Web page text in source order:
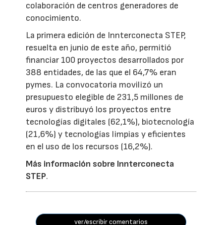
colaboración de centros generadores de
conocimiento.
La primera edición de Innterconecta STEP,
resuelta en junio de este año, permitió
financiar 100 proyectos desarrollados por
388 entidades, de las que el 64,7% eran
pymes. La convocatoria movilizó un
presupuesto elegible de 231,5 millones de
euros y distribuyó los proyectos entre
tecnologías digitales (62,1%), biotecnología
(21,6%) y tecnologías limpias y eficientes
en el uso de los recursos (16,2%).
Más información sobre Innterconecta
STEP.
ver/escribir comentarios